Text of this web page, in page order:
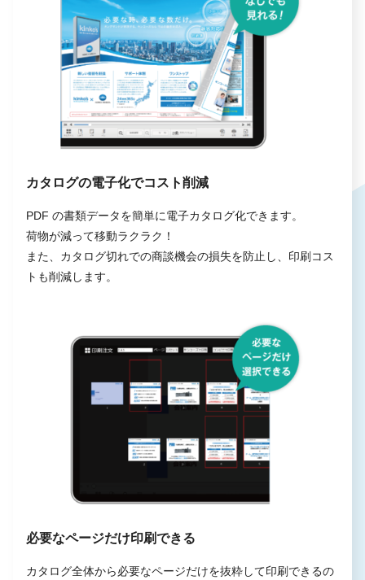
カタログの電子化でコスト削減
PDF の書類データを簡単に電子カタログ化できます。
荷物が減って移動ラクラク！
また、カタログ切れでの商談機会の損失を防止し、印刷コス
トも削減します。
必要なページだけ印刷できる
カタログ全体から必要なページだけを抜粋して印刷できるの